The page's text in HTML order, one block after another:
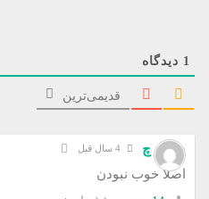
1 دیدگاه
قدیمی‌ترین
ب ت چ 4 سال قبل
اصلا خوب نبودن